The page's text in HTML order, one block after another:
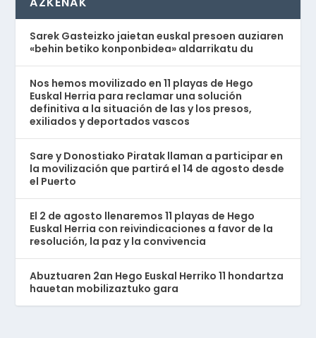
Sarek Gasteizko jaietan euskal presoen auziaren
«behin betiko konponbidea» aldarrikatu du
Nos hemos movilizado en 11 playas de Hego
Euskal Herria para reclamar una solución
definitiva a la situación de las y los presos,
exiliados y deportados vascos
Sare y Donostiako Piratak llaman a participar en
la movilización que partirá el 14 de agosto desde
el Puerto
El 2 de agosto llenaremos 11 playas de Hego
Euskal Herria con reivindicaciones a favor de la
resolución, la paz y la convivencia
Abuztuaren 2an Hego Euskal Herriko 11 hondartza
hauetan mobilizaztuko gara